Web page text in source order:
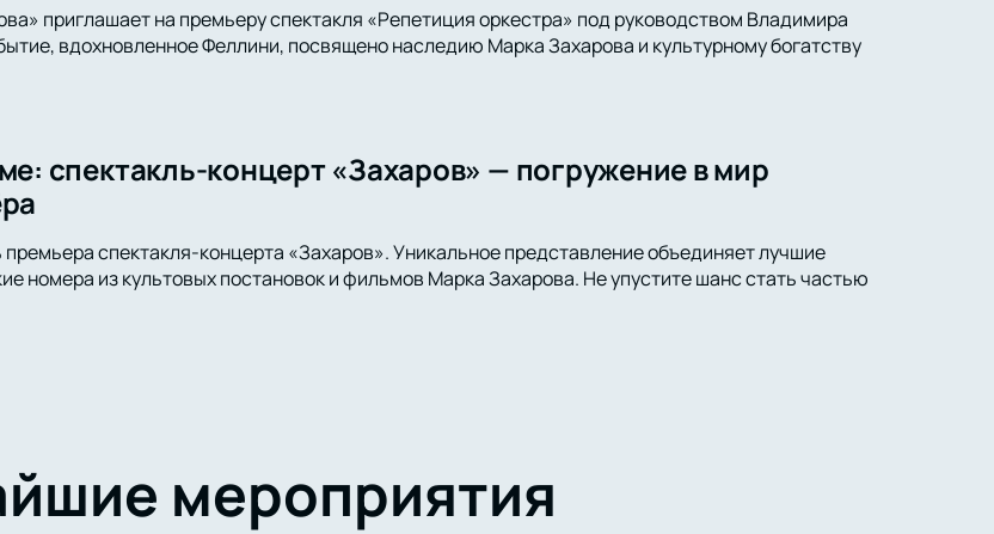
приглашает на премьеру спектакля «Репетиция оркестра» под руководством Владимира
вдохновленное Феллини, посвящено наследию Марка Захарова и культурному богатству
спектакль-концерт «Захаров» — погружение в мир
спектакля-концерта «Захаров». Уникальное представление объединяет лучшие
номера из культовых постановок и фильмов Марка Захарова. Не упустите шанс стать частью
мероприятия